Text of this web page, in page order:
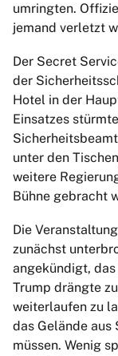
umringten.
jemand verletzt
Der Secret
der
Hotel in der
Einsatzes
unter den
weitere
Bühne gebracht
Die
zunächst
angekündigt,
Trump drängte
weiterlaufen zu
das Gelände aus
müssen. Wenig